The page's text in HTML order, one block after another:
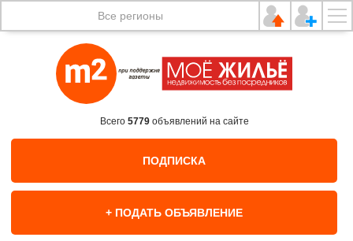
Все регионы
Всего 5779объявлений на сайте
ПОДПИСКА
+ ПОДАТЬ ОБЪЯВЛЕНИЕ